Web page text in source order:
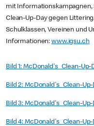
mit
Clean-Up-Day gegen
Schulklassen, Vereinen und
Informationen:www.igsu.ch
Bild 1: McDonald's_Clean-Up-
Bild 2: McDonald's_Clean-
Bild 3: McDonald's_Clean-
Bild 4: McDonald's_Clean-